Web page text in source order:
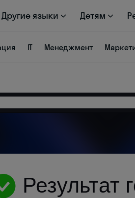
Другие языки Детям
IT Менеджмент